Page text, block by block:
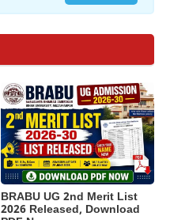
BRABU UG 2nd Merit List
2026 Released, Download